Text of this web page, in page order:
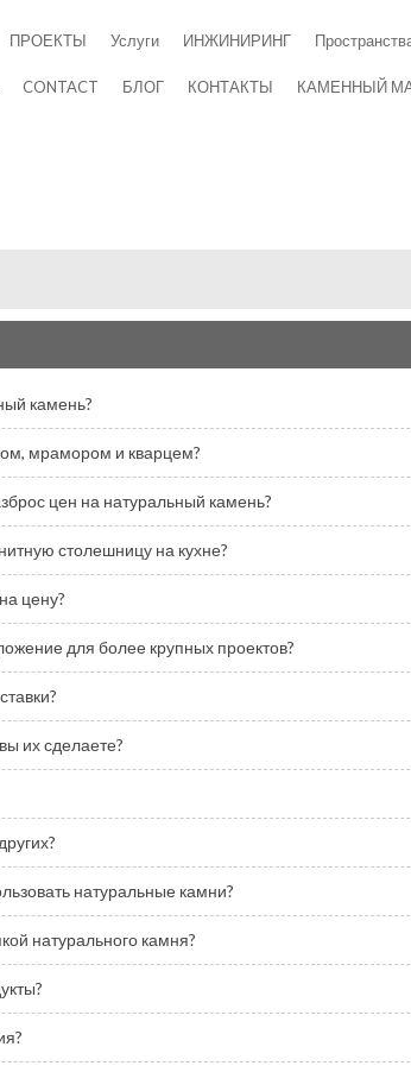
ПРОЕКТЫ Услуги ИНЖИНИРИНГ
CONTACT БЛОГ КОНТАКТЫ КАМЕННЫЙ
камень?
мрамором и кварцем?
цен на натуральный камень?
столешницу на кухне?
цену?
для более крупных проектов?
их сделаете?
натуральные камни?
натурального камня?